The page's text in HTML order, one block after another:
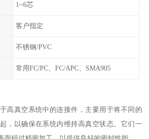
1~6芯
客户指定
不锈钢/PVC
常用FC/PC、FC/APC、SMA905
高真空系统中的连接件，主要用于将不同的
，以确保在系统内维持高真空状态。它们一